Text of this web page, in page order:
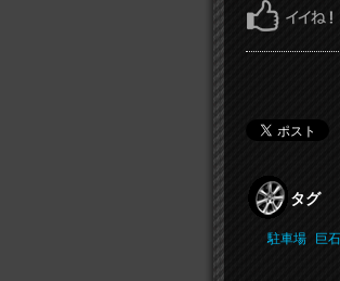
タグ
駐車場 巨石